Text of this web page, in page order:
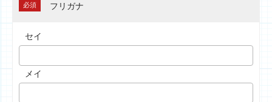
必須 フリガナ
セイ
メイ